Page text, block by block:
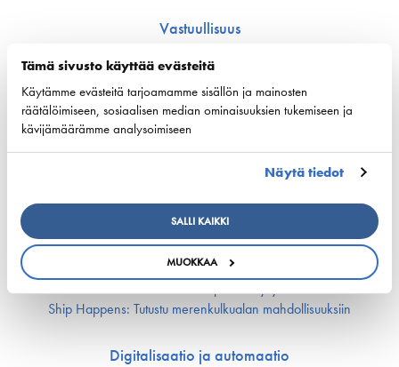
Tämä sivusto käyttää evästeitä
Käytämme evästeitä tarjoamamme sisällön ja mainosten
räätälöimiseen, sosiaalisen median ominaisuuksien tukemiseen ja
kävijämäärämme analysoimiseen
Näytä tiedot
SALLI KAIKKI
MUOKKAA
Vastuullisuus
Huoltovarmuus
Varustamot panostavat uuteen teknologiaan ja
ympäristöystävällisiin ratkaisuihin uusissa aluksissa
Turvallisuus
Työmarkkinat ja osaaminen
Työmarkkina-asiat
Miehitys ja pätevyys­asiat
Koulutus ja osaaminen
Suomen Varustamoiden Yrityskylä
Ship Happens: Tutustu merenkulkualan mahdollisuuksiin
Digitalisaatio ja automaatio